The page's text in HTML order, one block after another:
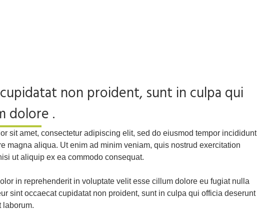
non proident, sunt in culpa qui
dolore .
sit amet, consectetur adipiscing elit, sed do eiusmod tempor incididunt
magna aliqua. Ut enim ad minim veniam, quis nostrud exercitation
ut aliquip ex ea commodo consequat.
in reprehenderit in voluptate velit esse cillum dolore eu fugiat nulla
sint occaecat cupidatat non proident, sunt in culpa qui officia deserunt
laborum.